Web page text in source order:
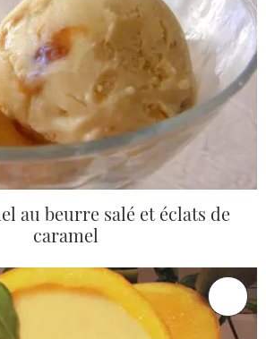
au beurre salé et éclats de
caramel